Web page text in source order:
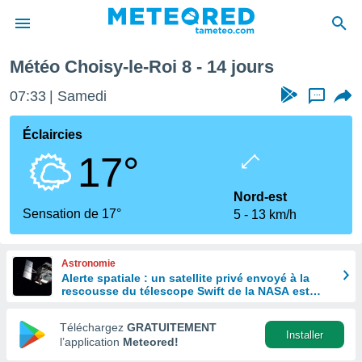
de
Météo Choisy-le-Roi 8 - 14 jours
07:33 Samedi ...
Éclaircies
17°
Sensation de 17°
Nord-est
5
13 km/h
Astronomie
Alerte spatiale : un satellite privé envoyé à la
rescousse du télescope Swift de la NASA est
Téléchargez GRATUITEMENT
l’application Meteored!
Installer